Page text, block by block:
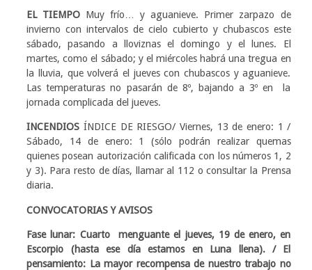
EL TIEMPO Muy frío… y aguanieve. Primer zarpazo de
invierno con intervalos de cielo cubierto y chubascos este
sábado, pasando a lloviznas el domingo y el lunes. El
martes, como el sábado; y el miércoles habrá una tregua en
la lluvia, que volverá el jueves con chubascos y aguanieve.
Las temperaturas no pasarán de 8º, bajando a 3º en la
jornada complicada del jueves.
INCENDIOS ÍNDICE DE RIESGO/ Viernes, 13 de enero: 1 /
Sábado, 14 de enero: 1 (sólo podrán realizar quemas
quienes posean autorización calificada con los números 1, 2
y 3). Para resto de días, llamar al 112 o consultar la Prensa
diaria.
CONVOCATORIAS Y AVISOS
Fase lunar: Cuarto menguante el jueves, 19 de enero, en
Escorpio (hasta ese día estamos en Luna llena). / El
pensamiento: La mayor recompensa de nuestro trabajo no